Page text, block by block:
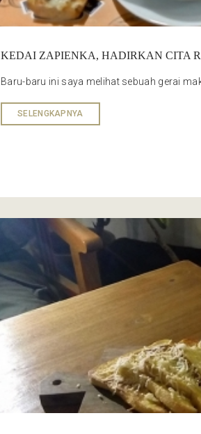
KEDAI ZAPIENKA, HADIRKAN CITA
Baru-baru ini saya melihat sebuah gerai
SELENGKAPNYA